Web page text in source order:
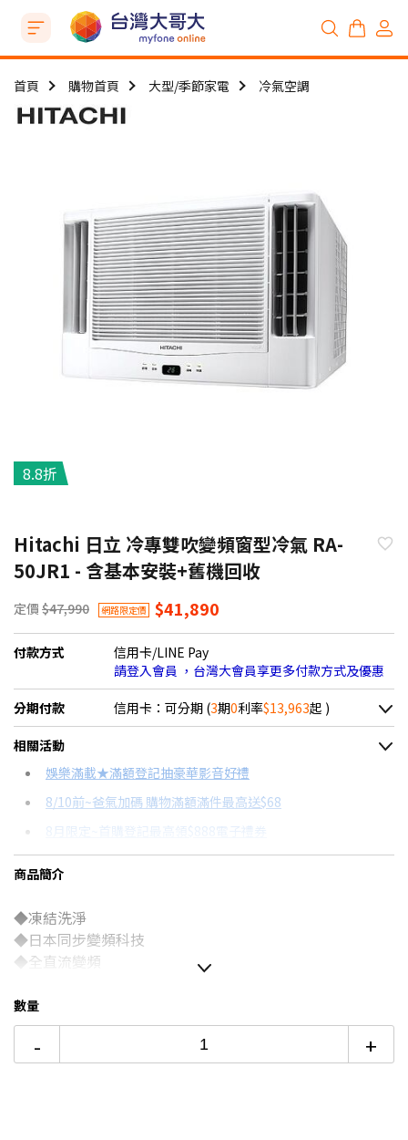
首頁 購物首頁 大型/季節家電 冷氣空調
8.8折
Hitachi 日立 冷專雙吹變頻窗型冷氣 RA-
50JR1 - 含基本安裝+舊機回收
定價 $47,990 網路限定價 $41,890
付款方式
信用卡/LINE Pay
請登入會員 ，台灣大會員享更多付款方式及優惠
分期付款 信用卡：可分期 (3期0利率$13,963起 )
＊實際可分期數、適用利率，請以購物車顯示為主
信用卡分期
分期數
12期
24期
每期金額 配合銀行/業者
相關活動
娛樂滿載★滿額登記抽豪華影音好禮
8/10前~爸氣加碼 購物滿額滿件最高送$68
8月限定~首購登記最高領$888電子禮券
台灣大哥大Open Possible聯名卡滿額最高回饋25%
熱銷冷氣機推薦→點我看達人教你買
冷氣挑選教學→點我看達人教你買
商品簡介
◆凍結洗淨
◆日本同步變頻科技
◆全直流變頻
◆創新節電科技
◆恆溫舒適
◆全程清淨
數量
- +